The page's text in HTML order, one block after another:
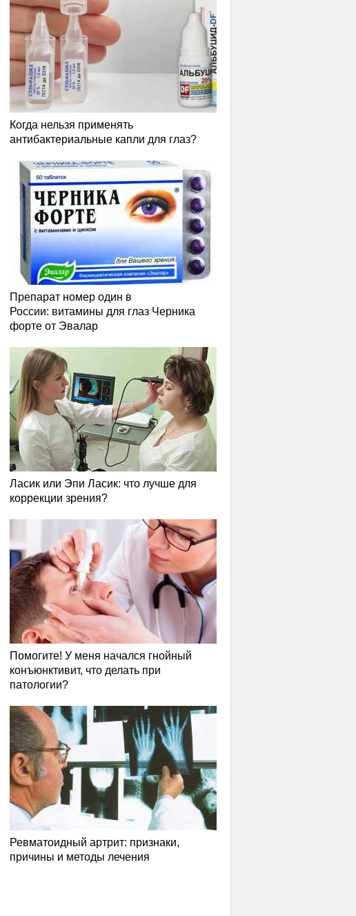
Когда нельзя применять
антибактериальные капли для глаз?
Препарат номер один в
России: витамины для глаз Черника
форте от Эвалар
Ласик или Эпи Ласик: что лучше для
коррекции зрения?
Помогите! У меня начался гнойный
конъюнктивит, что делать при
патологии?
Ревматоидный артрит: признаки,
причины и методы лечения